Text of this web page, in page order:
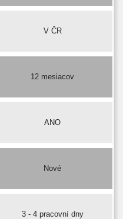
V ČR
12 mesiacov
ANO
Nové
3 - 4 pracovní dny